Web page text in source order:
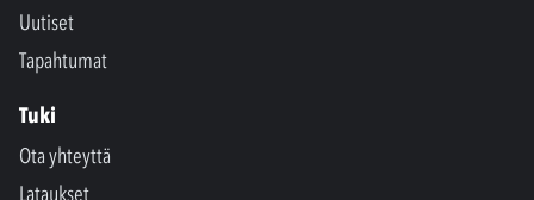
Uutiset
Tapahtumat
Tuki
Ota yhteyttä
Lataukset